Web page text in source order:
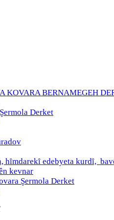
KOVARA BERNAMEGEH
Derket
hȋmdarekȋ edebyeta kurdȋ,
kevnar
Şermola Derket